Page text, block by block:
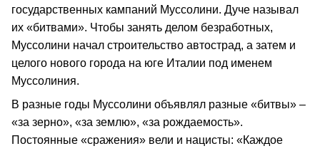
государственных кампаний Муссолини. Дуче называл
их «битвами». Чтобы занять делом безработных,
Муссолини начал строительство автострад, а затем и
целого нового города на юге Италии под именем
Муссолиния.
В разные годы Муссолини объявлял разные «битвы» –
«за зерно», «за землю», «за рождаемость».
Постоянные «сражения» вели и нацисты: «Каждое